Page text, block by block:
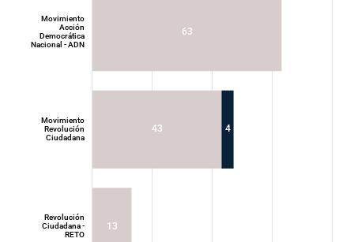
13
43
63
4
Revolución
Ciudadana -
RETO
Movimiento
Revolución
Ciudadana
Movimiento
Acción
Democrática
Nacional - ADN